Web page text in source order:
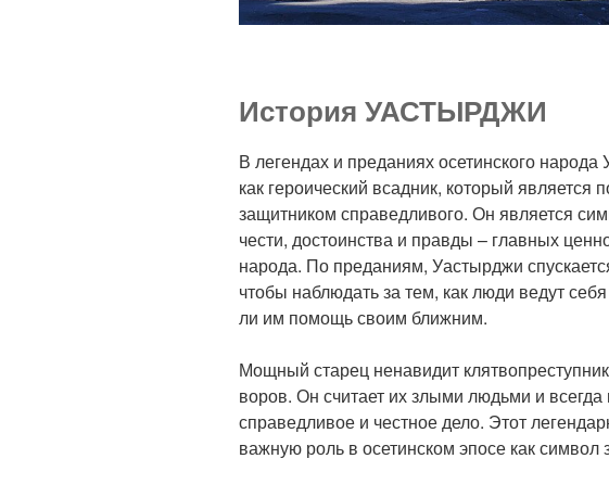
История УАСТЫРДЖИ
В легендах и преданиях осетинского
как героический всадник, который является
защитником справедливого. Он является
чести, достоинства и правды – главных
народа. По преданиям, Уастырджи
чтобы наблюдать за тем, как люди ведут
ли им помощь своим ближним.
Мощный старец ненавидит
воров. Он считает их злыми людьми и всегда
справедливое и честное дело. Этот
важную роль в осетинском эпосе как символ